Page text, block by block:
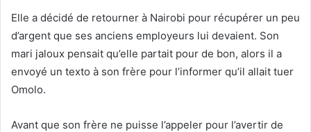
Elle a décidé de retourner à Nairobi pour récupérer un peu
d’argent que ses anciens employeurs lui devaient. Son
mari jaloux pensait qu’elle partait pour de bon, alors il a
envoyé un texto à son frère pour l’informer qu’il allait tuer
Omolo.
Avant que son frère ne puisse l’appeler pour l’avertir de